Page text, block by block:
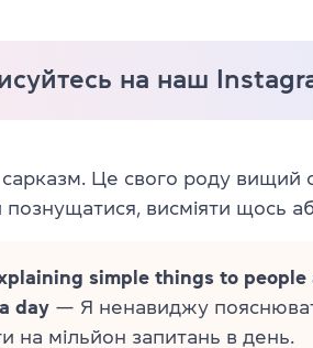
на наш
Це свого роду вищий
познущатися, висміяти щось
simple things to
day — Я ненавиджу
на мільйон запитань в день.